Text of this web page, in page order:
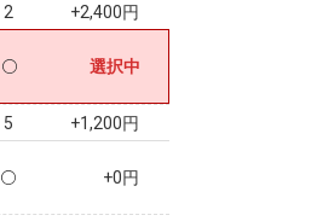
2 +2,400円
選択中
5 +1,200円
+0円